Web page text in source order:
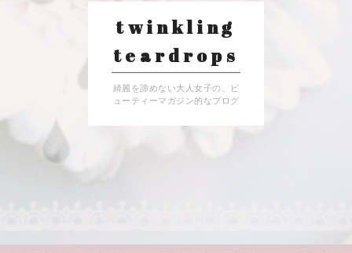
twinkling
teardrops
綺麗を諦めない大人女子の、ビ
ューティーマガジン的なブログ